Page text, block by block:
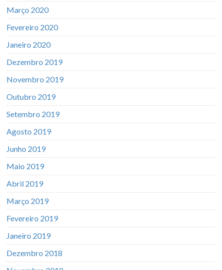
Março 2020
Fevereiro 2020
Janeiro 2020
Dezembro 2019
Novembro 2019
Outubro 2019
Setembro 2019
Agosto 2019
Junho 2019
Maio 2019
Abril 2019
Março 2019
Fevereiro 2019
Janeiro 2019
Dezembro 2018